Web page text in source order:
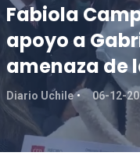
Fabiola
apoyo a
amenaza de
Diario Uchile 06-12-